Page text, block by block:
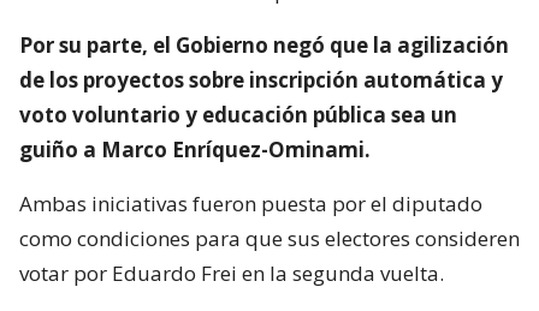
Por su parte, el Gobierno negó que la agilización
de los proyectos sobre inscripción automática y
voto voluntario y educación pública sea un
guiño a Marco Enríquez-Ominami.
Ambas iniciativas fueron puesta por el diputado
como condiciones para que sus electores consideren
votar por Eduardo Frei en la segunda vuelta.